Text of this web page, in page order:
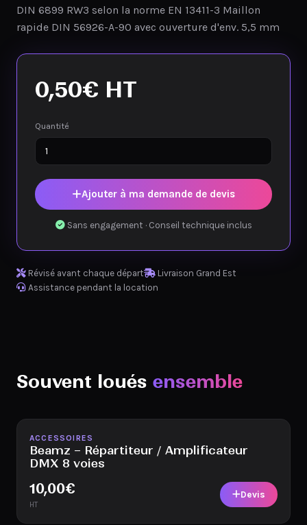
DIN 6899 RW3 selon la norme EN 13411-3 Maillon
rapide DIN 56926-A-90 avec ouverture d'env. 5,5 mm
0,50€ HT
Quantité
Ajouter à ma demande de devis
Sans engagement · Conseil technique inclus
Révisé avant chaque départ
Livraison Grand Est
Assistance pendant la location
Souvent loués ensemble
Disponible
ACCESSOIRES
Beamz – Répartiteur / Amplificateur
DMX 8 voies
10,00€
HT
Devis